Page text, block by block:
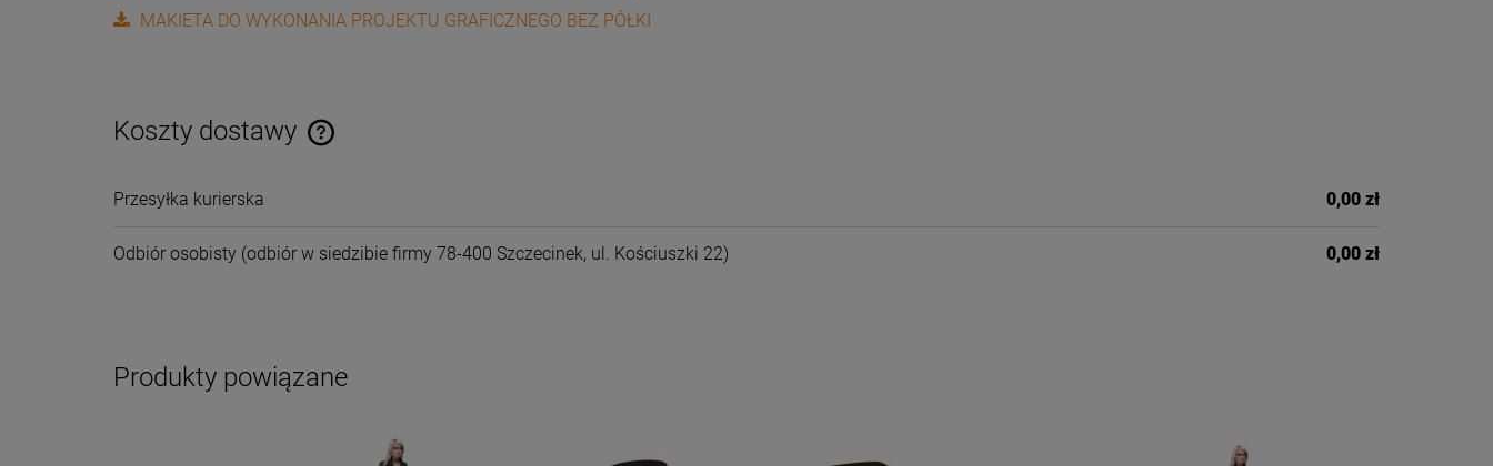
MAKIETA DO WYKONANIA PROJEKTU GRAFICZNEGO BEZ PÓŁKI
Koszty dostawy
Przesyłka kurierska 0,00 zł
Odbiór osobisty (odbiór w siedzibie firmy 78-400 Szczecinek, ul. Kościuszki 22) 0,00 zł
Produkty powiązane